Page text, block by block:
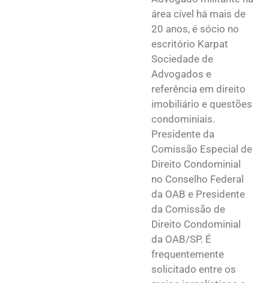
área cível há mais de
20 anos, é sócio no
escritório Karpat
Sociedade de
Advogados e
referência em direito
imobiliário e questões
condominiais.
Presidente da
Comissão Especial de
Direito Condominial
no Conselho Federal
da OAB e Presidente
da Comissão de
Direito Condominial
da OAB/SP. É
frequentemente
solicitado entre os